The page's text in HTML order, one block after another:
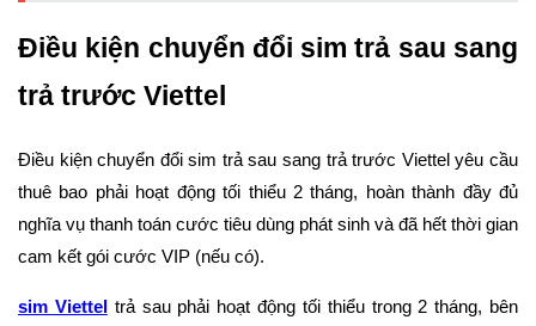
Điều kiện chuyển đổi sim trả sau sang
trả trước Viettel
Điều kiện chuyển đổi sim trả sau sang trả trước Viettel yêu cầu
thuê bao phải hoạt động tối thiểu 2 tháng, hoàn thành đầy đủ
nghĩa vụ thanh toán cước tiêu dùng phát sinh và đã hết thời gian
cam kết gói cước VIP (nếu có).
sim Vietteltrả sau phải hoạt động tối thiểu trong 2 tháng, bên